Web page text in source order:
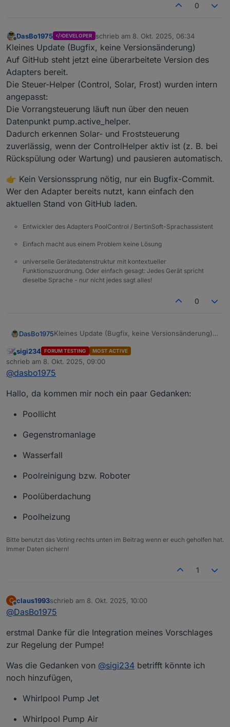
0
Offline
DasBo1975 DEVELOPER schrieb am 8. Okt. 2025, 06:34
zuletzt editiert von
Kleines Update (Bugfix, keine Versionsänderung)
Auf GitHub steht jetzt eine überarbeitete Version des
Adapters bereit.
Die Steuer-Helper (Control, Solar, Frost) wurden intern
angepasst:
Die Vorrangsteuerung läuft nun über den neuen
Datenpunkt pump.active_helper.
Dadurch erkennen Solar- und Froststeuerung
zuverlässig, wenn der ControlHelper aktiv ist (z. B. bei
Rückspülung oder Wartung) und pausieren automatisch.
👉 Kein Versionssprung nötig, nur ein Bugfix-Commit.
Wer den Adapter bereits nutzt, kann einfach den
aktuellen Stand von GitHub laden.
Entwickler des Adapters PoolControl / BertinSoft-Sprachassistent
Einfach macht aus einem Problem keine Lösung
universelle Gerätedatenstruktur mit kontextueller
Funktionszuordnung. Oder einfach gesagt: Jedes Gerät spricht
dieselbe Sprache - nur nicht jedes sagt alles!
0
DasBo1975Kleines Update (Bugfix, keine Versionsänderung)
des Adapters bereit.
Die Steuer-Helper (Control, Solar, Frost) wurden
intern angepasst:
Datenpunkt pump.active_helper.
zuverlässig, wenn der ControlHelper aktiv ist (z. B.
automatisch.
👉 Kein Versionssprung nötig, nur ein Bugfix-
Commit.
Wer den Adapter bereits nutzt, kann einfach den
Online
sigi234 FORUM TESTING MOST ACTIVE
schrieb am 8. Okt. 2025, 09:00
zuletzt editiert von
@dasbo1975
Hallo, da kommen mir noch ein paar Gedanken:
Poollicht
Gegenstromanlage
Wasserfall
Poolreinigung bzw. Roboter
Poolüberdachung
Poolheizung
Bitte benutzt das Voting rechts unten im Beitrag wenn er euch geholfen hat.
Immer Daten sichern!
1
C
Offline
claus1993schrieb am 8. Okt. 2025, 10:00
zuletzt editiert von
@DasBo1975
erstmal Danke für die Integration meines Vorschlages
zur Regelung der Pumpe!
Was die Gedanken von @sigi234 betrifft könnte ich
noch hinzufügen,
Whirlpool Pump Jet
Whirlpool Pump Air